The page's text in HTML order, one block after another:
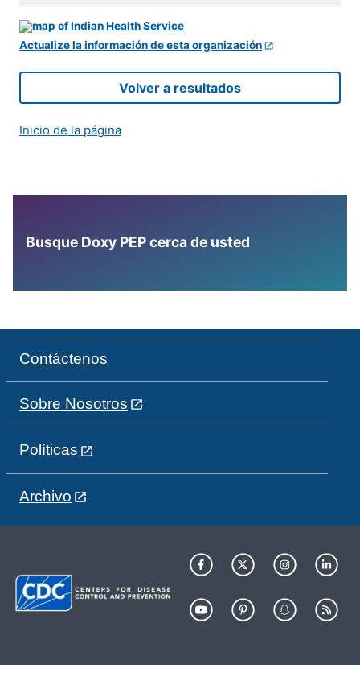
Actualize la información de esta organización
Volver a resultados
Inicio de la página
Busque Doxy PEP cerca de usted
Contáctenos
Sobre Nosotros
Políticas
Archivo